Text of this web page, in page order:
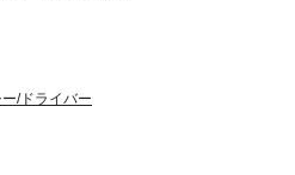
/ドライバー